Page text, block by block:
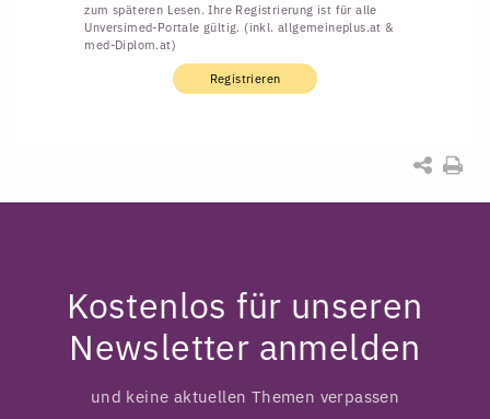
zum späteren Lesen. Ihre Registrierung ist für alle
Unversimed-Portale gültig. (inkl. allgemeineplus.at &
med-Diplom.at)
Registrieren
Kostenlos für unseren
Newsletter anmelden
und keine aktuellen Themen verpassen